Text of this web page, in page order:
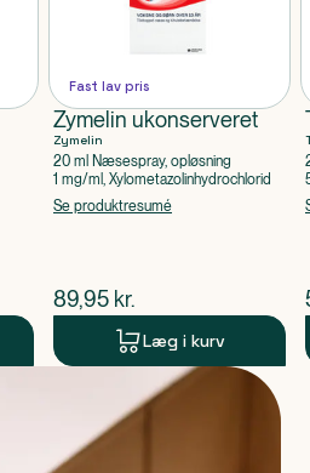
Fast lav pris
Zymelin ukonserveret
Zymelin
20 ml Næsespray, opløsning
1 mg/ml, Xylometazolinhydrochlorid
Se produktresumé
$nuværende pris
89,95 kr.
Læg i kurv